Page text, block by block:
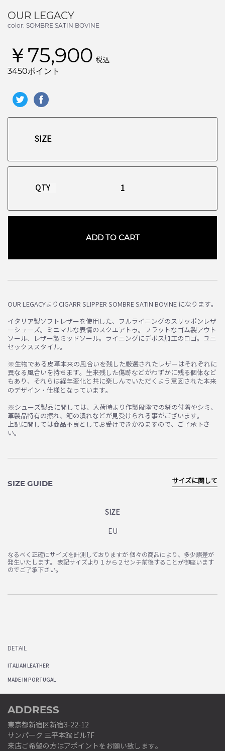
OUR LEGACY
color: SOMBRE SATIN BOVINE
￥75,900 税込
3450ポイント
QTY
ADD TO CART
OUR LEGACYよりCIGARR SLIPPER SOMBRE SATIN BOVINE になります。
イタリア製ソフトレザーを使用した、フルライニングのスリッポンレザ
ーシューズ。ミニマルな表情のスクエアトゥ。フラットなゴム製アウト
ソール、レザー製ミッドソール。ライニングにデボス加工のロゴ。ユニ
セックススタイル。
※生物である皮革本来の風合いを残した厳選されたレザーはそれぞれに
異なる風合いを持ちます。生来残した傷跡などがわずかに残る個体など
もあり、それらは経年変化と共に楽しんでいただくよう意図された本来
のデザイン・仕様となっています。
※シューズ製品に関しては、入荷時より作製段階での糊の付着やシミ、
革製品特有の擦れ、箱の潰れなどが見受けられる事がございます。
上記に関しては商品不良としてお受けできかねますので、ご了承下さ
い。
SIZE GUIDE
SIZE
EU
サイズに関して
なるべく正確にサイズを計測しておりますが 個々の商品により、多少誤差が
発生いたします。 表記サイズより１から２センチ前後することが御座います
のでご了承下さい。
DETAIL
ITALIAN LEATHER
MADE IN PORTUGAL
お買い物を続ける カートへ進む
ADDRESS
東京都新宿区新宿3-22-12
サンパーク 三平本館ビル7F
来店ご希望の方はアポイントをお願い致します。